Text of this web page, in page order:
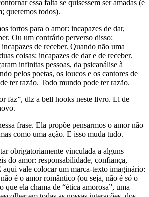
essa falta se quisessem ser amadas (é
queremos todos).
tortos para o amor: incapazes de dar,
Ou um contrário perverso disso:
incapazes de receber. Quando não uma
coisas: incapazes de dar e de receber.
infinitas pessoas, da psicanálise à
pelos poetas, os loucos e os cantores de
ter razão. Todo mundo pode ter razão.
faz”, diz a bell hooks neste livro. Li de
frase. Ela propõe pensarmos o amor não
como uma ação. E isso muda tudo.
obrigatoriamente vinculada a alguns
do amor: responsabilidade, confiança,
aqui vale colocar um marca-texto imaginário:
é o amor romântico (ou seja, não é só o
que ela chama de “ética amorosa”, uma